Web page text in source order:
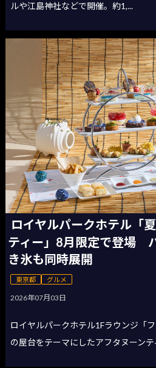
ルや江島神社などで開催。約1,...
ロイヤルパークホテル「
ティー」8月限定で登場
き氷も同時展開
東京都 グルメ
2026年07月03日
ロイヤルパークホテル1Fラウンジ「
の屋台をテーマにしたアフタヌーンテ